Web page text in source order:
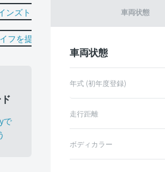
車両状態
車両状態
年式 (初年度登録)
走行距離
ボディカラー